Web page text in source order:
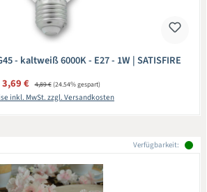
- kaltweiß 6000K - E27 - 1W | SATISFIRE
Verkaufspreis:
3,69 € Regulärer Preis:
4,89 €(24.54% gespart)
inkl. MwSt. zzgl. Versandkosten
Verfügbarkeit: